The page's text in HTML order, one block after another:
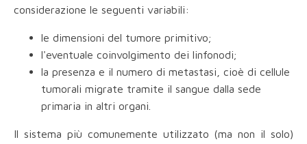
considerazione le seguenti variabili:
le dimensioni del tumore primitivo;
l'eventuale coinvolgimento dei linfonodi;
la presenza e il numero di metastasi, cioè di cellule
tumorali migrate tramite il sangue dalla sede
primaria in altri organi.
Il sistema più comunemente utilizzato (ma non il solo)